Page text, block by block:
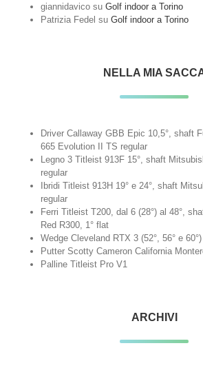
giannidavico suGolf indoor a Torino
Patrizia Fedel suGolf indoor a Torino
NELLA MIA
Driver Callaway GBB Epic 10,5°, shaft
665 Evolution II TS regular
Legno 3 Titleist 913F 15°, shaft
regular
Ibridi Titleist 913H 19° e 24°, shaft
regular
Ferri Titleist T200, dal 6 (28°) al 48°,
Red R300, 1° flat
Wedge Cleveland RTX 3 (52°, 56° e 60°)
Putter Scotty Cameron California
Palline Titleist Pro V1
ARCHIVI